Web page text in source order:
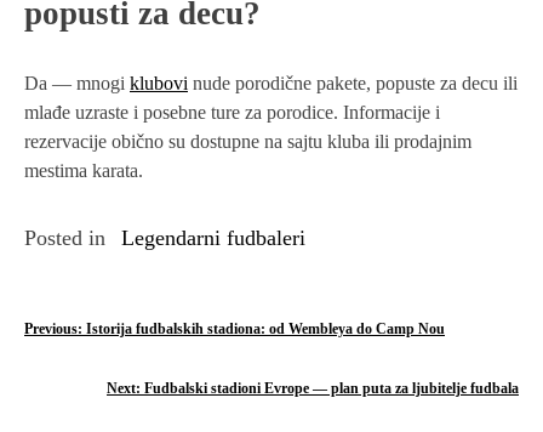
popusti za decu?
Da — mnogi klubovi nude porodične pakete, popuste za decu ili
mlađe uzraste i posebne ture za porodice. Informacije i
rezervacije obično su dostupne na sajtu kluba ili prodajnim
mestima karata.
Posted in Legendarni fudbaleri
P
Previous: Istorija fudbalskih stadiona: od Wembleya do Camp Nou
Next: Fudbalski stadioni Evrope — plan puta za ljubitelje fudbala